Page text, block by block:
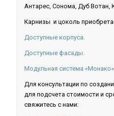
Антарес, Сонома, Дуб Вотан,
Карнизы и цоколь
Доступные корпуса.
Доступные фасады.
Модульная система
Для консультации по
для подсчета стоимости и
свяжитесь с нами: